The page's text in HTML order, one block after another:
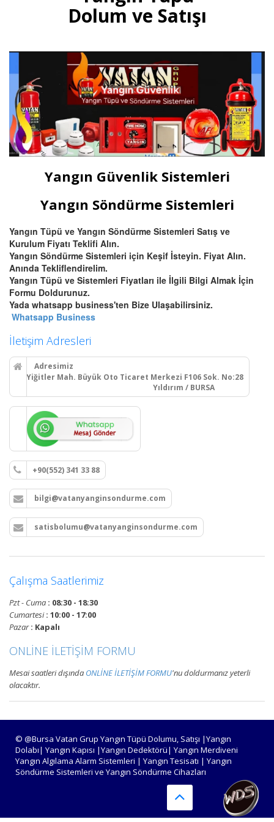
fabrikalar için beam (ışın) tipi
yangın dedektörü satış ve
Devamını Oku
Bursa Otomatik Gazlı Söndürme
ve Mühendislik Sistemleri
Bursa FM200, Novec 1230
otomatik gazlı söndürme, pano
endüstriyel mutfak davlumbaz
montaj ve tüp dolumu.
Devamını Oku
Bursa Yangın Dolabı, Hortum
Tesisatı ve Hidrant Sistemleri
Bursa sıva üstü, sıva altı yangın
dolapları montajı, seyyar
Devamını Oku
Bursa Yangın Alarm ve Algılama
Paneli Çeşitleri
satışı, yangın algılama panelleri
projelendirme, montaj ve
periyodik teknik servis
hizmetleri.
Devamını Oku
projelendirme, duman, ısı,
panelleri ve yangın butonları
Devamını Oku
Bursa Yangın Tüpü Satışı,
Dolumu ve Periyodik Bakım
Hizmetleri
TSE standartlarında 6 kg, 12 kg,
50 kg KKT tozlu, köpüklü, CO2
Dolum ve Satışı
Yangın Güvenlik Sistemleri
Yangın Söndürme Sistemleri
Yangın Tüpü ve Yangın Söndürme Sistemleri Satış ve
Kurulum Fiyatı Teklifi Alın.
Yangın Söndürme Sistemleri için Keşif İsteyin. Fiyat Alın.
Anında Tekliflendirelim.
Yangın Tüpü ve Sistemleri Fiyatları ile İlgili Bilgi Almak İçin
Formu Doldurunuz.
Yada whatsapp business'ten Bize Ulaşabilirsiniz.
Whatsapp Business
İletişim Adresleri
Adresimiz
Yiğitler Mah. Büyük Oto Ticaret Merkezi F106 Sok. No:28
Yıldırım / BURSA
+90(552) 341 33 88
bilgi@vatanyanginsondurme.com
satisbolumu@vatanyanginsondurme.com
Çalışma Saatlerimiz
Pzt - Cuma : 08:30 - 18:30
Cumartesi: 10:00 - 17:00
Pazar: Kapalı
ONLİNE İLETİŞİM FORMU
Mesai saatleri dışında ONLİNE İLETİŞİM FORMU'nu doldurmanız yeterli
olacaktır.
© @Bursa Vatan Grup Yangın Tüpü Dolumu, Satışı |Yangın
Dolabı| Yangın Kapısı |Yangın Dedektörü| Yangın Merdiveni
Yangın Algılama Alarm Sistemleri | Yangın Tesisatı | Yangın
Söndürme Sistemleri ve Yangın Söndürme Cihazları